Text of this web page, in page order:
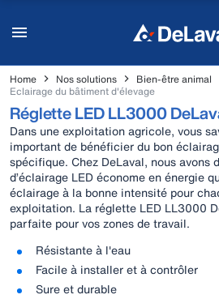
Home Nos solutions Bien-être animal
Eclairage du bâtiment d'élevage
Réglette LED LL3000
Dans une exploitation agricole, vous
important de bénéficier du bon
spécifique. Chez DeLaval, nous avons
d’éclairage LED économe en énergie
éclairage à la bonne intensité pour
exploitation. La réglette LED LL3000
parfaite pour vos zones de travail.
Résistante à l'eau
Facile à installer et à contrôler
Sure et durable